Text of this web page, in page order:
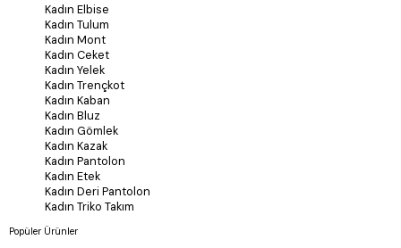
Kadın Elbise
Kadın Tulum
Kadın Mont
Kadın Ceket
Kadın Yelek
Kadın Trençkot
Kadın Kaban
Kadın Bluz
Kadın Gömlek
Kadın Kazak
Kadın Pantolon
Kadın Etek
Kadın Deri Pantolon
Kadın Triko Takım
Popüler Ürünler